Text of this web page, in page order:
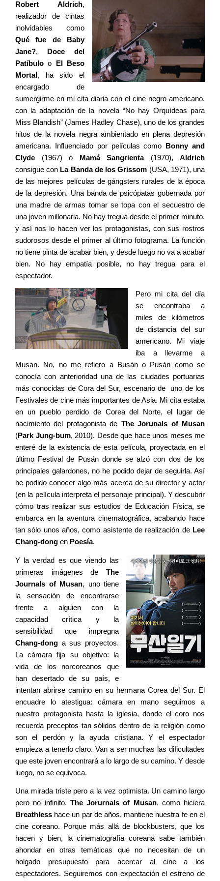
Robert Aldrich,
realizador de cintas
inolvidables como
Qué fue de Baby
Jane?, Doce del
Patíbulo o El Beso
Mortal, ha sido el
encargado de
sumergirme en mi cita diaria con el cine negro americano,
con la adaptación de la novela “No hay Orquídeas para
Miss Blandish” (James Hadley Chase), uno de los grandes
hitos de la novela negra ambientado en plena depresión
americana. Influenciado por películas como Bonny and
Clyde (1967) o Mamá Sangrienta(1970), Aldrich
consigue con La Banda de los Grissom (USA, 1971), una
de las mejores películas de gángsters rurales de la época
de la depresión. Una banda de psicópatas gobernada por
una madre de armas tomar se topa con el secuestro de
una joven millonaria. No hay tregua desde el primer minuto,
y así nos lo hacen ver los protagonistas, con sus rostros
sudorosos desde el primer al último fotograma. La función
no tiene pinta de acabar bien, y desde luego no va a acabar
bien. No hay empatía posible, no hay tregua para el
espectador.
Pero mi cita del día
se encontraba a
miles de kilómetros
de distancia del sur
americano. Mi viaje
iba a llevarme a
Musan. No, no me refiero a Busán o Pusán como se
conocía con anterioridad una de las ciudades portuarias
más conocidas de Cora del Sur, escenario de
uno de los
Festivales de cine más importantes de Asia. Mi cita estaba
en un pueblo perdido de Corea del Norte, el lugar de
nacimiento del protagonista de The Jorunals of Musan
(Park Jung-bum, 2010). Desde que hace unos meses me
enteré de la existencia de esta película, proyectada en el
último Festival de Pusán donde se alzó con dos de los
principales galardones, no he podido dejar de seguirla. Así
he podido conocer algo más acerca de su director y actor
(en la película interpreta el personaje principal). Y descubrir
cómo tras realizar sus estudios de Educación Física, se
embarca en la aventura cinematográfica, acabando hace
tan sólo unos años, como asistente de realización de Lee
Chang-dong en Poesía.
Y la verdad es que viendo las
primeras imágenes de The
Journals of Musan, uno tiene
la sensación de encontrarse
frente a alguien con la
capacidad crítica y la
sensibilidad que impregna
Chang-dong a sus proyectos.
La cámara fija su objetivo: la
vida de los norcoreanos que
han desertado de su país, e
intentan abrirse camino en su hermana Corea del Sur. El
encuadre lo atestigua: cámara en mano seguimos a
nuestro protagonista hasta la iglesia, donde el coro nos
recuerda preceptos tan sólidos dentro de la religión como
son el perdón y la ayuda cristiana. Y el espectador
empieza a tenerlo claro. Van a ser muchas las dificultades
que este joven encontrará a lo largo de su camino. Y desde
luego, no se equivoca.
Una mirada triste pero a la vez optimista. Un camino largo
pero no infinito. The Jorurnals of Musan, como hiciera
Breathless hace un par de años, mantiene nuestra fe en el
cine coreano. Porque más allá de blockbusters, que los
hacen y bien, la cinematografía coreana sabe también
ahondar en otras temáticas que no necesitan de un
holgado presupuesto para acercar al cine a los
espectadores. Seguiremos con expectación el estreno de